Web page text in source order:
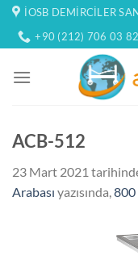
İçeriğe
atla
İOSB DEMIRCILER
+90 (212) 706 03 82
ACB-512
23 Mart 2021
Arabası yazısında,800